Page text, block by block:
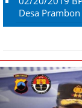
Desa